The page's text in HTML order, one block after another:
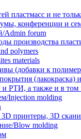
пластмасс и не
конференции и
forum
производства
polymers
materials
(добавки к
(лакокраска) и
РТИ, а также и в том
Injection molding
принтеры, 3D
Blow molding